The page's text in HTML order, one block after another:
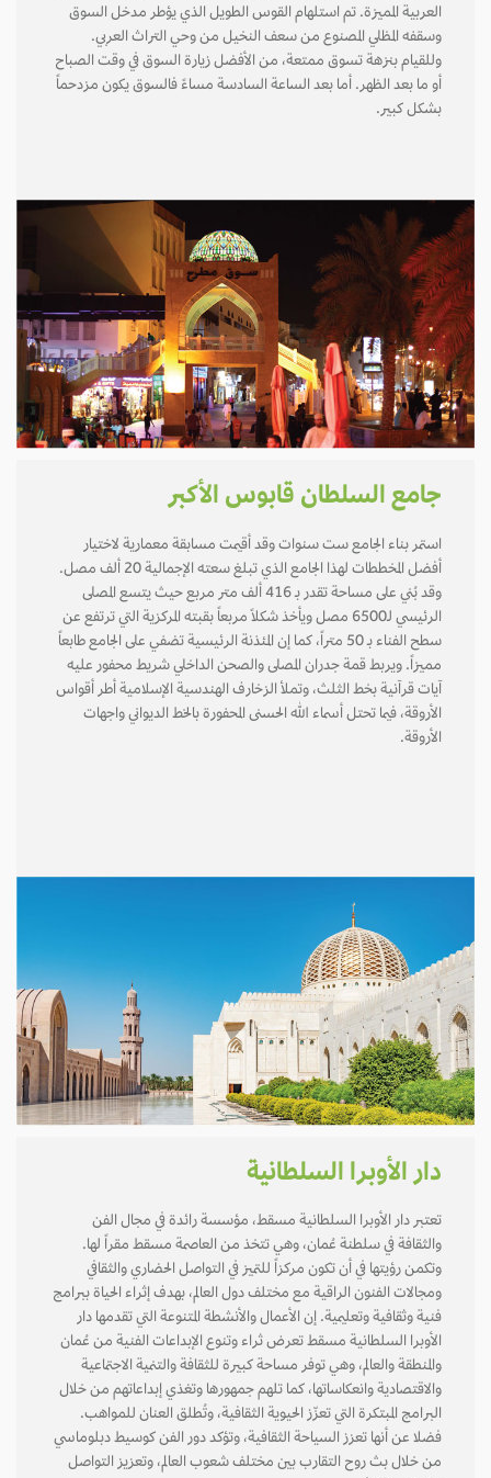
العربية المميزة. تم استلهام القوس الطويل الذي يؤطر مدخل السوق
وسقفه المظلي المصنوع من سعف النخيل من وحي التراث العربي.
وللقيام بنزهة تسوق ممتعة، من الأفضل زيارة السوق في وقت الصباح
أو ما بعد الظهر. أما بعد الساعة السادسة مساءً فالسوق يكون مزدحماً
بشكل كبير.
جامع السلطان قابوس الأكبر
استمر بناء الجامع ست سنوات وقد أقيمت مسابقة معمارية لاختيار
أفضل المخططات لهذا الجامع الذي تبلغ سعته الإجمالية 20 ألف مصل.
وقد بُني على مساحة تقدر بـ 416 ألف متر مربع حيث يتسع المصلى
الرئيسي لـ6500 مصل ويأخذ شكلاً مربعاً بقبته المركزية التي ترتفع عن
سطح الفناء بـ 50 متراً، كما إن المئذنة الرئيسية تضفي على الجامع طابعاً
مميزاً. ويربط قمة جدران المصلى والصحن الداخلي شريط محفور عليه
آيات قرآنية بخط الثلث، وتملأ الزخارف الهندسية الإسلامية أطر أقواس
الأروقة، فيما تحتل أسماء الله الحسنى المحفورة بالخط الديواني واجهات
الأروقة.
دار الأوبرا السلطانية
تعتبر دار الأوبرا السلطانية مسقط، مؤسسة رائدة في مجال الفن
والثقافة في سلطنة عُمان، وهي تتخذ من العاصمة مسقط مقراً لها.
وتكمن رؤيتها في أن تكون مركزاً للتميز في التواصل الحضاري والثقافي
ومجالات الفنون الراقية مع مختلف دول العالم، بهدف إثراء الحياة ببرامج
فنية وثقافية وتعليمية. إن الأعمال والأنشطة المتنوعة التي تقدمها دار
الأوبرا السلطانية مسقط تعرض ثراء وتنوع الإبداعات الفنية من عُمان
والمنطقة والعالم، وهي توفر مساحة كبيرة للثقافة والتنمية الاجتماعية
والاقتصادية وانعكاساتها، كما تلهم جمهورها وتغذي إبداعاتهم من خلال
البرامج المبتكرة التي تعزّز الحيوية الثقافية، وتُطلق العنان للمواهب.
فضلا عن أنها تعزز السياحة الثقافية، وتؤكد دور الفن كوسيط دبلوماسي
من خلال بث روح التقارب بين مختلف شعوب العالم، وتعزيز التواصل